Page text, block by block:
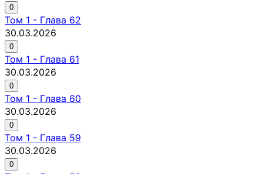
0
Том 1 - Глава 62
30.03.2026
0
Том 1 - Глава 61
30.03.2026
0
Том 1 - Глава 60
30.03.2026
0
Том 1 - Глава 59
30.03.2026
0